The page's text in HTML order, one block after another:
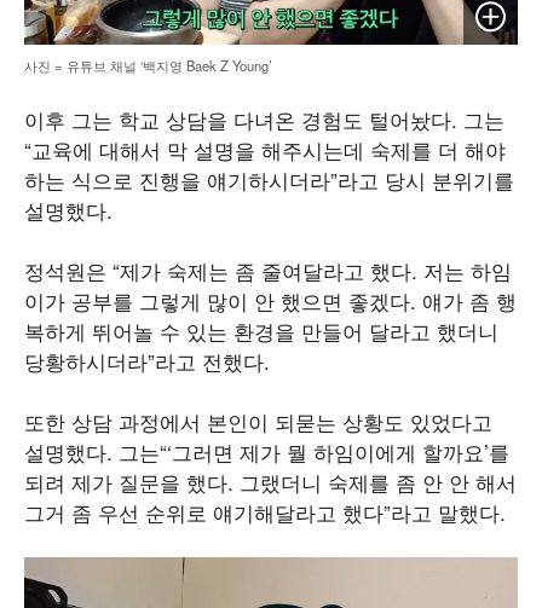
이미지
사진 = 유튜브 채널 ‘백지영 Baek Z Young’
이후 그는 학교 상담을 다녀온 경험도 털어놨다. 그는
“교육에 대해서 막 설명을 해주시는데 숙제를 더 해야
하는 식으로 진행을 얘기하시더라”라고 당시 분위기를
설명했다.
정석원은 “제가 숙제는 좀 줄여달라고 했다. 저는 하임
이가 공부를 그렇게 많이 안 했으면 좋겠다. 얘가 좀 행
복하게 뛰어놀 수 있는 환경을 만들어 달라고 했더니
당황하시더라”라고 전했다.
또한 상담 과정에서 본인이 되묻는 상황도 있었다고
설명했다. 그는“‘그러면 제가 뭘 하임이에게 할까요’를
되려 제가 질문을 했다. 그랬더니 숙제를 좀 안 안 해서
그거 좀 우선 순위로 얘기해달라고 했다”라고 말했다.